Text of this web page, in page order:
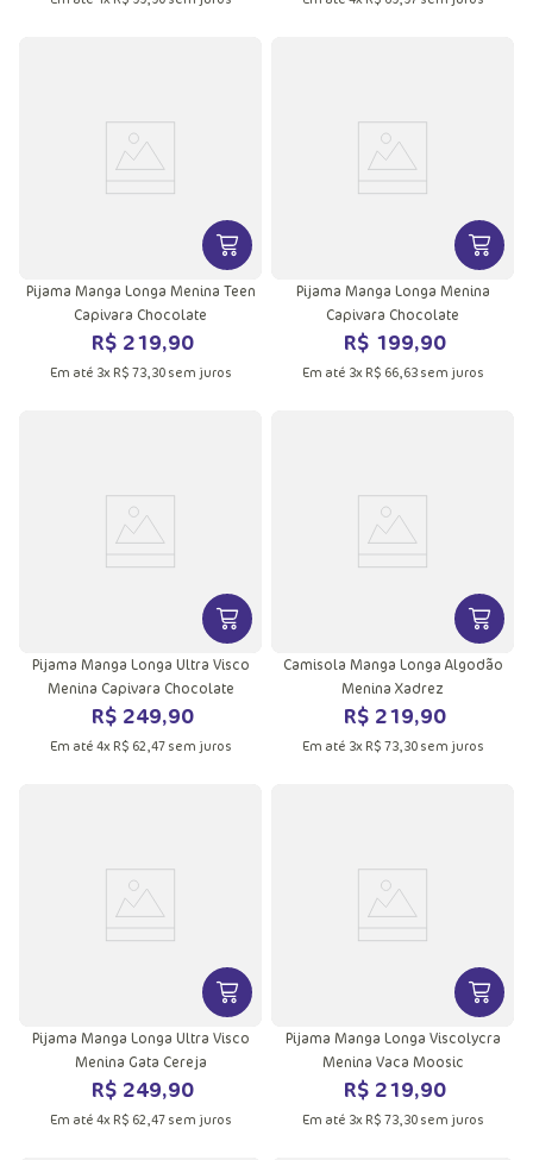
VER MAIS INFORMAÇÕES DO
Pijama Manga Longa Menina Teen
Capivara Chocolate
R$ 219,90
Em até 3x R$ 73, 30sem juros
VER
Pijama Manga Longa Menina
Capivara Chocolate
R$ 199,90
Em até 3x R$ 66, 63sem juros
VER MAIS INFORMAÇÕES DO
Pijama Manga Longa Ultra Visco
Menina Capivara Chocolate
R$ 249,90
Em até 4x R$ 62 47sem juros
VER
Camisola Manga Longa Algodão
Menina Xadrez
R$ 219,90
Em até 3x R$ 73, 30sem juros
VER MAIS INFORMAÇÕES DO
Pijama Manga Longa Ultra Visco
Menina Gata Cereja
R$ 249,90
Em até 4x R$ 62 47sem juros
VER
Pijama Manga Longa Viscolycra
Menina Vaca Moosic
R$ 219,90
Em até 3x R$ 73, 30sem juros